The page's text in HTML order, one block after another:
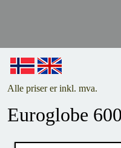
Alle priser er inkl. mva.
Euroglobe